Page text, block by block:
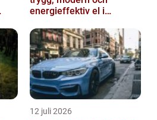
energieffektiv el i
12 juli 2026